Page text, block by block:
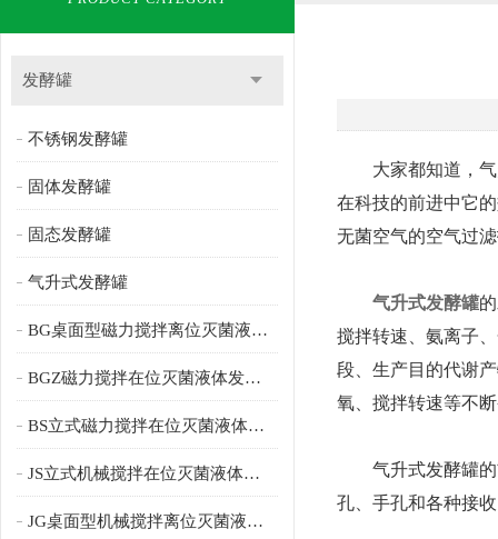
发酵罐
不锈钢发酵罐
固体发酵罐
固态发酵罐
气升式发酵罐
BG桌面型磁力搅拌离位灭菌液体发酵罐
BGZ磁力搅拌在位灭菌液体发酵罐
BS立式磁力搅拌在位灭菌液体发酵罐
JS立式机械搅拌在位灭菌液体发酵罐
JG桌面型机械搅拌离位灭菌液体发酵罐
大家都知道，气
在科技的前进中它
无菌空气的空气过
气升式发酵罐
搅拌转速、氨离子
段、生产目的代谢
氧、搅拌转速等不
气升式发酵罐的
孔、手孔和各种接